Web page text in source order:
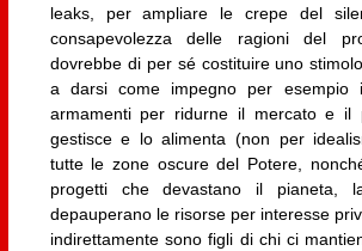
leaks, per ampliare le crepe del
consapevolezza delle ragioni del
dovrebbe di per sé costituire uno
a darsi come impegno per esempio
armamenti per ridurne il mercato e il
gestisce e lo alimenta (non per
tutte le zone oscure del Potere,
progetti che devastano il pianeta,
depauperano le risorse per interesse
indirettamente sono figli di chi ci